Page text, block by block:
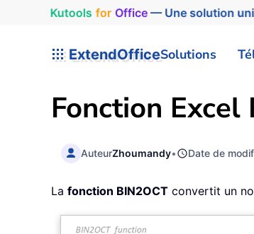
Kutools for Office— Une solution
ExtendOfficeSolutions
Fonction Excel
AuteurZhoumandy• Date de
La fonction BIN2OCT convertit un